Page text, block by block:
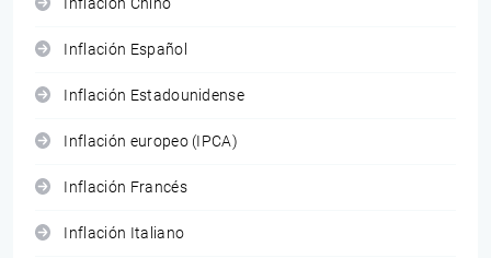
Inflación Chino
Inflación Español
Inflación Estadounidense
Inflación europeo (IPCA)
Inflación Francés
Inflación Italiano